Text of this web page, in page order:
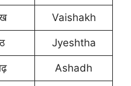
Vaishakh
Jyeshtha
Ashadh